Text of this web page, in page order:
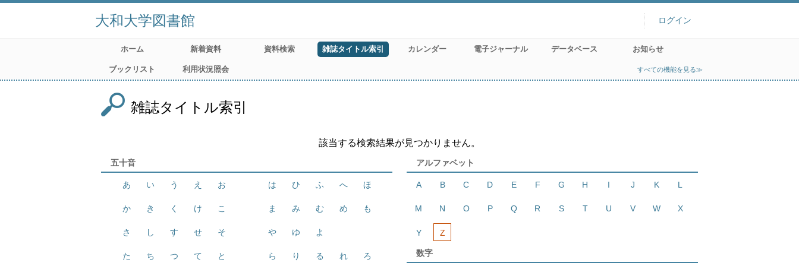
大和大学図書館 ログイン
ホーム 新着資料 資料検索 雑誌タイトル索引 カレンダー 電子ジャーナル データベース お知らせ
ブックリスト 利用状況照会 すべての機能を見る≫
雑誌タイトル索引
該当する検索結果が見つかりません。
五十音
あ い う え お
か き く け こ
さ し す せ そ
た ち つ て と
は ひ ふ へ ほ
ま み む め も
や ゆ よ
ら り る れ ろ
アルファベット
A B C D E F G H I J K L
M N O P Q R S T U V W X
Y Z
数字